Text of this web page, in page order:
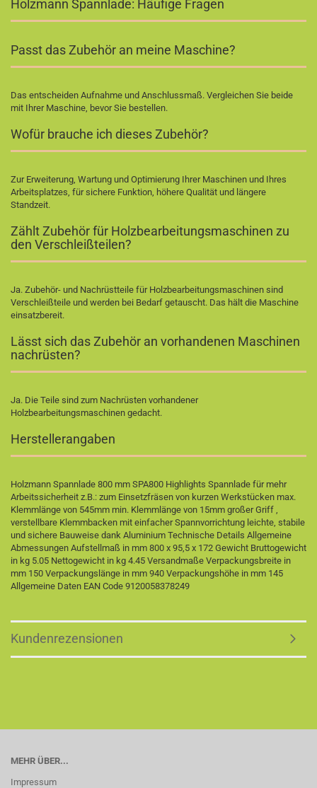
Holzmann Spannlade: Häufige Fragen
Passt das Zubehör an meine Maschine?
Das entscheiden Aufnahme und Anschlussmaß. Vergleichen Sie beide
mit Ihrer Maschine, bevor Sie bestellen.
Wofür brauche ich dieses Zubehör?
Zur Erweiterung, Wartung und Optimierung Ihrer Maschinen und Ihres
Arbeitsplatzes, für sichere Funktion, höhere Qualität und längere
Standzeit.
Zählt Zubehör für Holzbearbeitungsmaschinen zu
den Verschleißteilen?
Ja. Zubehör- und Nachrüstteile für Holzbearbeitungsmaschinen sind
Verschleißteile und werden bei Bedarf getauscht. Das hält die Maschine
einsatzbereit.
Lässt sich das Zubehör an vorhandenen Maschinen
nachrüsten?
Ja. Die Teile sind zum Nachrüsten vorhandener
Holzbearbeitungsmaschinen gedacht.
Herstellerangaben
Holzmann Spannlade 800 mm SPA800 Highlights Spannlade für mehr
Arbeitssicherheit z.B.: zum Einsetzfräsen von kurzen Werkstücken max.
Klemmlänge von 545mm min. Klemmlänge von 15mm großer Griff ,
verstellbare Klemmbacken mit einfacher Spannvorrichtung leichte, stabile
und sichere Bauweise dank Aluminium Technische Details Allgemeine
Abmessungen Aufstellmaß in mm 800 x 95,5 x 172 Gewicht Bruttogewicht
in kg 5.05 Nettogewicht in kg 4.45 Versandmaße Verpackungsbreite in
mm 150 Verpackungslänge in mm 940 Verpackungshöhe in mm 145
Allgemeine Daten EAN Code 9120058378249
Kundenrezensionen
MEHR ÜBER...
Impressum